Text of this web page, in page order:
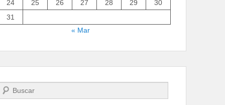
24
25 26 27 28 29
30
31
« Mar